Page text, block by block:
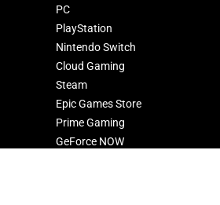
PC
PlayStation
Nintendo Switch
Cloud Gaming
Steam
Epic Games Store
Prime Gaming
GeForce NOW